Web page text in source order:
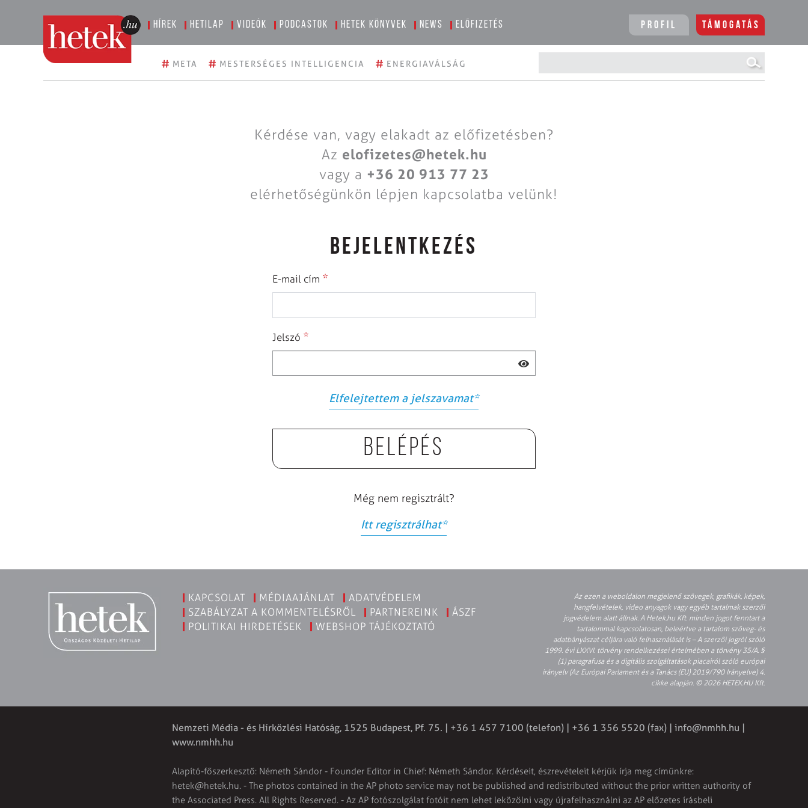
Hírek Hetilap Videók Podcastok Hetek könyvek News Előfizetés Profil Támogatás
# META # MESTERSÉGES INTELLIGENCIA # ENERGIAVÁLSÁG
Kérdése van, vagy elakadt az előfizetésben?
Az elofizetes@hetek.hu
vagy a +36 20 913 77 23
elérhetőségünkön lépjen kapcsolatba velünk!
BEJELENTKEZÉS
E-mail cím *
Jelszó *
Elfelejtettem a jelszavamat*
Belépés
Még nem regisztrált?
Itt regisztrálhat*
KAPCSOLAT MÉDIAAJÁNLAT
ADATVÉDELEM
SZABÁLYZAT A KOMMENTELÉSRŐL
PARTNEREINK
ÁSZF
POLITIKAI HIRDETÉSEK
WEBSHOP TÁJÉKOZTATÓ
Az ezen a weboldalon megjelenő szövegek, grafikák, képek,
hangfelvételek, video anyagok vagy egyéb tartalmak szerzői
jogvédelem alatt állnak. A Hetek.hu Kft. minden jogot fenntart a
tartalommal kapcsolatosan, beleértve a tartalom szöveg- és
adatbányászat céljára való felhasználását is – A szerzői jogról szóló
1999. évi LXXVI. törvény rendelkezései értelmében a törvény 35/A. §
(1) paragrafusa és a digitális szolgáltatások piacairól szóló európai
irányelv (Az Európai Parlament és a Tanács (EU) 2019/790 Irányelve) 4.
cikke alapján. © 2026 HETEK.HU Kft.
Nemzeti Média - és Hírközlési Hatóság, 1525 Budapest, Pf. 75. | +36 1 457 7100 (telefon) | +36 1 356 5520 (fax) | info@nmhh.hu |
www.nmhh.hu
Alapító-főszerkesztő: Németh Sándor - Founder Editor in Chief: Németh Sándor. Kérdéseit, észrevételeit kérjük írja meg címünkre:
hetek@hetek.hu. - The photos contained in the AP photo service may not be published and redistributed without the prior written authority of
the Associated Press. All Rights Reserved. - Az AP fotószolgálat fotóit nem lehet leközölni vagy újrafelhasználni az AP előzetes írásbeli